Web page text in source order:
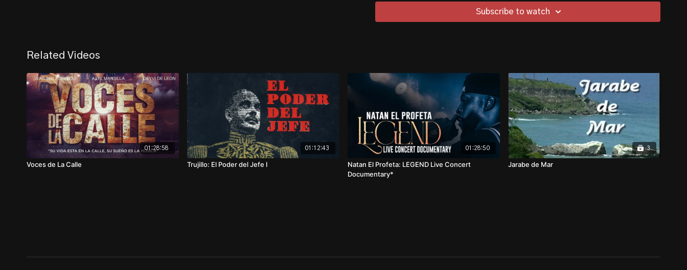
Subscribe to watch
Related Videos
01:28:58
Voces de La Calle
01:12:43
Trujillo: El Poder del Jefe I
01:28:50
Natan El Profeta: LEGEND Live Concert
Documentary*
3
Jarabe de Mar